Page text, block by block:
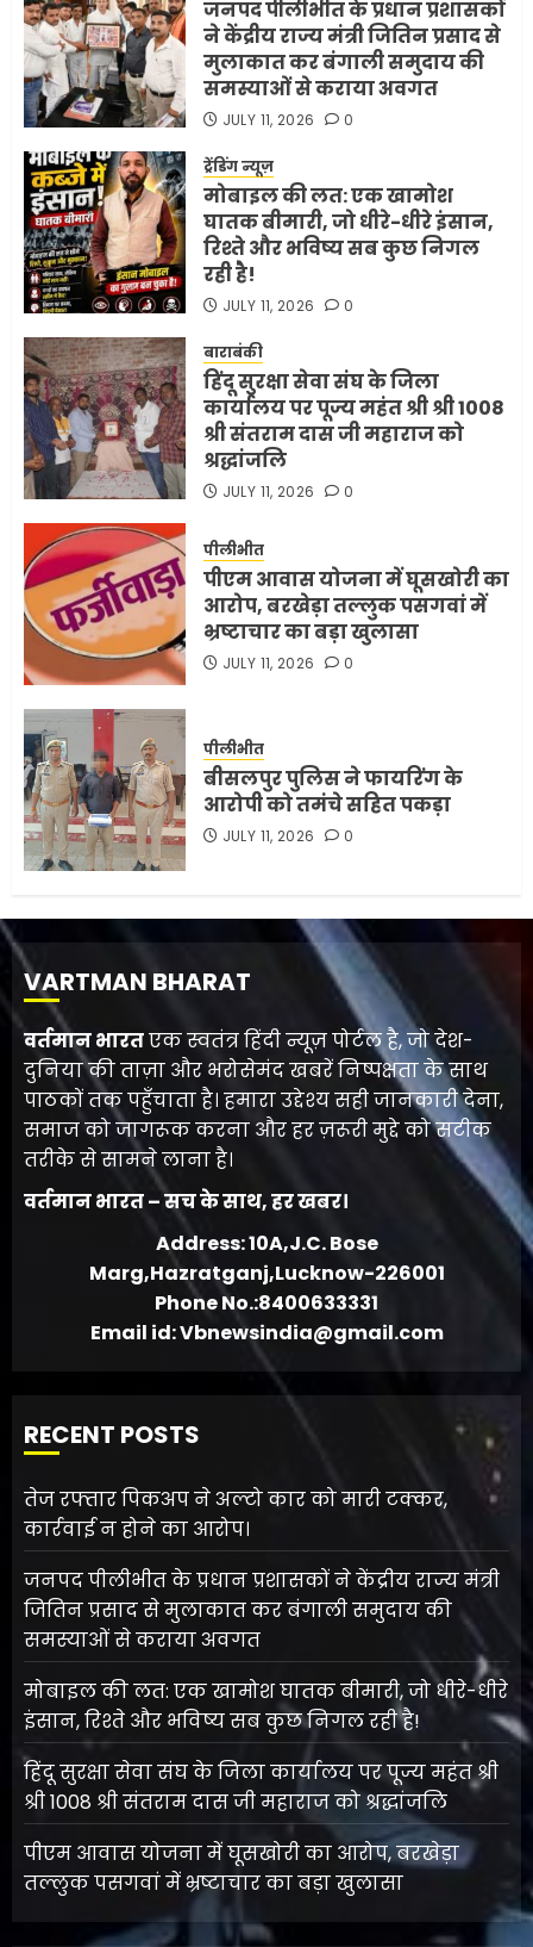
जनपद पीलीभीत के प्रधान प्रशासकों
ने केंद्रीय राज्य मंत्री जितिन प्रसाद से
मुलाकात कर बंगाली समुदाय की
समस्याओं से कराया अवगत
JULY 11, 2026 0
ट्रेंडिंग न्यूज़
मोबाइल की लत: एक खामोश
घातक बीमारी, जो धीरे-धीरे इंसान,
रिश्ते और भविष्य सब कुछ निगल
रही है!
JULY 11, 2026 0
बाराबंकी
हिंदू सुरक्षा सेवा संघ के जिला
कार्यालय पर पूज्य महंत श्री श्री 1008
श्री संतराम दास जी महाराज को
श्रद्धांजलि
JULY 11, 2026 0
पीलीभीत
पीएम आवास योजना में घूसखोरी का
आरोप, बरखेड़ा तल्लुक पसगवां में
भ्रष्टाचार का बड़ा खुलासा
JULY 11, 2026 0
पीलीभीत
बीसलपुर पुलिस ने फायरिंग के
आरोपी को तमंचे सहित पकड़ा
JULY 11, 2026 0
VARTMAN BHARAT
वर्तमान भारतएक स्वतंत्र हिंदी न्यूज़ पोर्टल है, जो देश-
दुनिया की ताज़ा और भरोसेमंद खबरें निष्पक्षता के साथ
पाठकों तक पहुँचाता है। हमारा उद्देश्य सही जानकारी देना,
समाज को जागरूक करना और हर ज़रूरी मुद्दे को सटीक
तरीके से सामने लाना है।
वर्तमान भारत – सच के साथ, हर खबर।
Address: 10A,J.C. Bose
Marg,Hazratganj,Lucknow-226001
Phone No.:8400633331
Email id: Vbnewsindia@gmail.com
RECENT POSTS
तेज रफ्तार पिकअप ने अल्टो कार को मारी टक्कर,
कार्रवाई न होने का आरोप।
जनपद पीलीभीत के प्रधान प्रशासकों ने केंद्रीय राज्य मंत्री
जितिन प्रसाद से मुलाकात कर बंगाली समुदाय की
समस्याओं से कराया अवगत
मोबाइल की लत: एक खामोश घातक बीमारी, जो धीरे-धीरे
इंसान, रिश्ते और भविष्य सब कुछ निगल रही है!
हिंदू सुरक्षा सेवा संघ के जिला कार्यालय पर पूज्य महंत श्री
श्री 1008 श्री संतराम दास जी महाराज को श्रद्धांजलि
पीएम आवास योजना में घूसखोरी का आरोप, बरखेड़ा
तल्लुक पसगवां में भ्रष्टाचार का बड़ा खुलासा